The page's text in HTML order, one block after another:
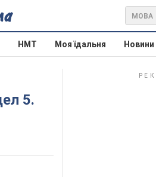
МОВА
НМТ Моя їдальня Новини